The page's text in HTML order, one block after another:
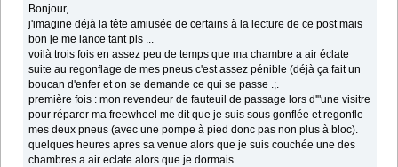
Bonjour,
j'imagine déjà la tête amiusée de certains à la lecture de ce post mais
bon je me lance tant pis ...
voilà trois fois en assez peu de temps que ma chambre a air éclate
suite au regonflage de mes pneus c'est assez pénible (déjà ça fait un
boucan d'enfer et on se demande ce qui se passe .;.
première fois : mon revendeur de fauteuil de passage lors d'"une visitre
pour réparer ma freewheel me dit que je suis sous gonflée et regonfle
mes deux pneus (avec une pompe à pied donc pas non plus à bloc).
quelques heures apres sa venue alors que je suis couchée une des
chambres a air eclate alors que je dormais ..